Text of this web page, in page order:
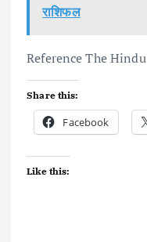
राशिफल
Reference The Hindu
Share this:
Facebook
Like this: